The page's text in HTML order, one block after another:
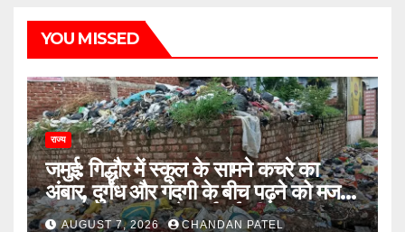
YOU MISSED
राज्य
जमुई: गिद्धौर में स्कूल के सामने कचरे का
अंबार, दुर्गंध और गंदगी के बीच पढ़ने को मजबूर
छात्राएं, प्रशासन से कार्रवाई की मांग
AUGUST 7, 2026 CHANDAN PATEL